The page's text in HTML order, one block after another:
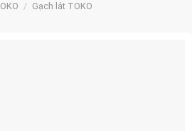
/ Gạch lát TOKO